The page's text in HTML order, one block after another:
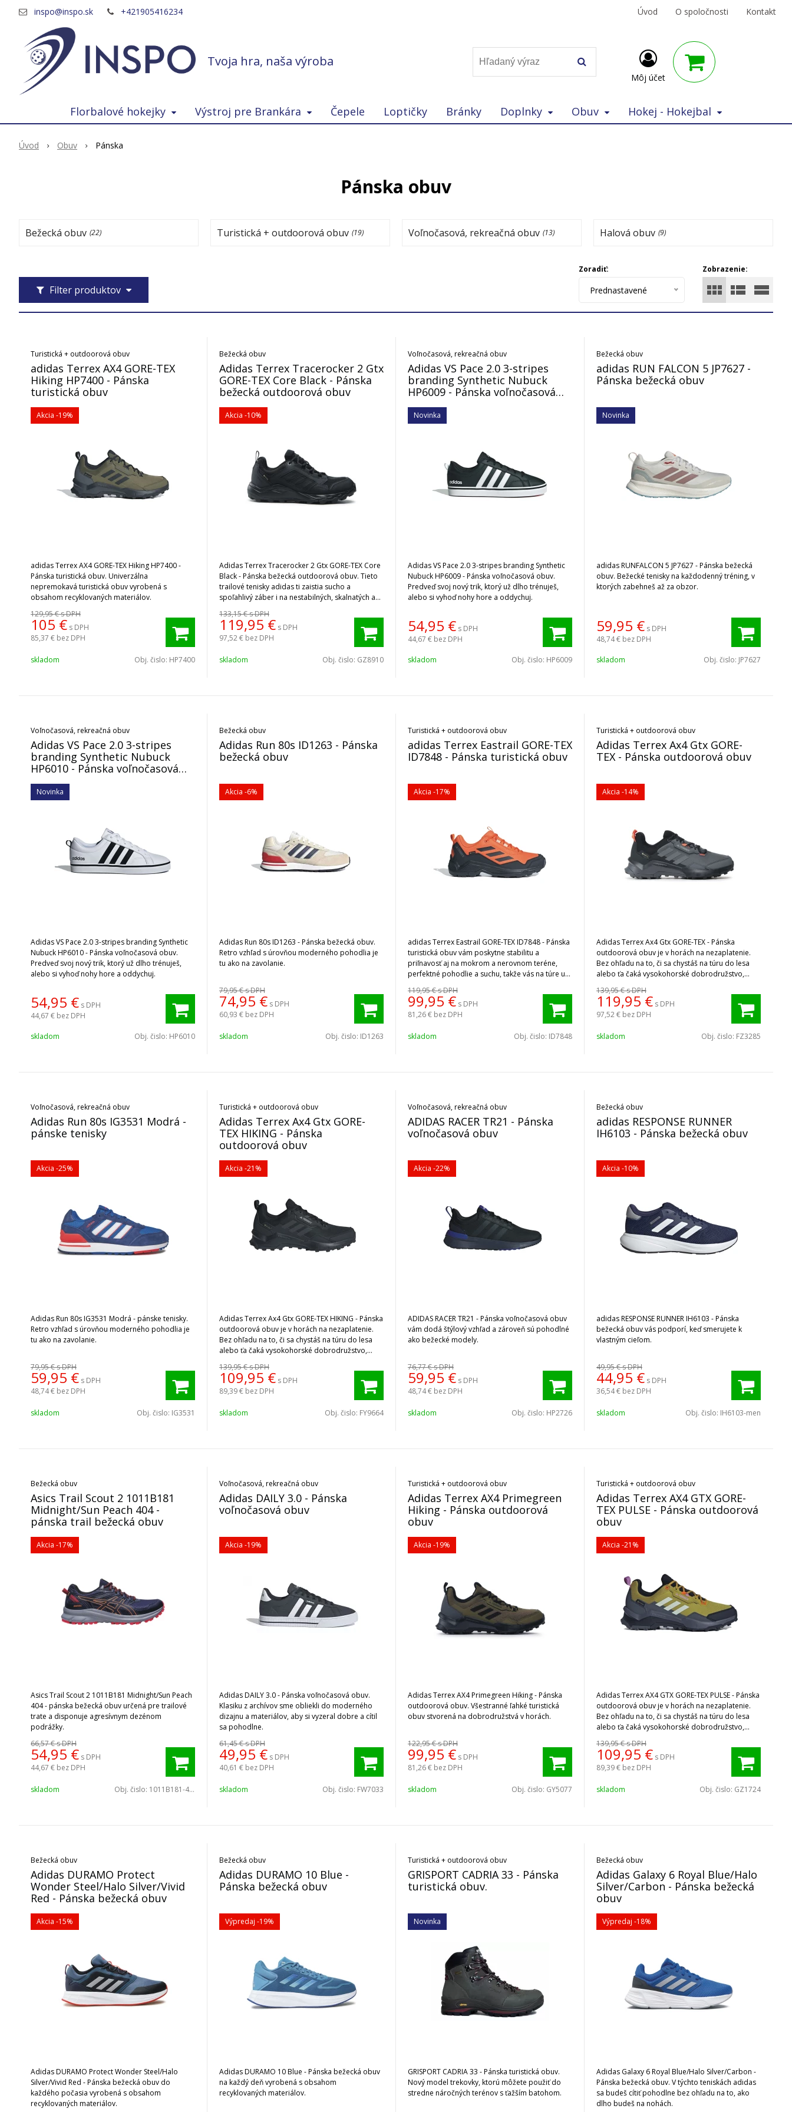
Tvoja hra, naša výroba
inspo@inspo.sk +421905416234 Úvod O spoločnosti Kontakt
Môj účet
Florbalové hokejky Výstroj pre Brankára Čepele Loptičky Bránky Doplnky Obuv Hokej - Hokejbal
Úvod Obuv Pánska
Pánska obuv
Bežecká obuv (22) Turistická + outdoorová obuv (19) Voľnočasová, rekreačná obuv (13) Halová obuv (9)
Filter produktov
Zobrazenie:
Zoradiť:
Prednastavené
Turistická + outdoorová obuv
adidas Terrex AX4 GORE-TEX
Hiking HP7400 - Pánska
turistická obuv
Akcia -19%
adidas Terrex AX4 GORE-TEX Hiking HP7400 -
Pánska turistická obuv. Univerzálna
nepremokavá turistická obuv vyrobená s
obsahom recyklovaných materiálov.
129,95 €s DPH
105 € s DPH
85,37 € bez DPH
skladom Obj. čislo: HP7400
Bežecká obuv
Adidas Terrex Tracerocker 2 Gtx
GORE-TEX Core Black - Pánska
bežecká outdoorová obuv
Akcia -10%
Adidas Terrex Tracerocker 2 Gtx GORE-TEX Core
Black - Pánska bežecká outdoorová obuv. Tieto
trailové tenisky adidas ti zaistia sucho a
spoľahlivý záber i na nestabilných, skalnatých a
133,15 €s DPH
119,95 € s DPH
97,52 € bez DPH
skladom Obj. čislo: GZ8910
Voľnočasová, rekreačná obuv
Adidas VS Pace 2.0 3-stripes
branding Synthetic Nubuck
HP6009 - Pánska voľnočasová
obuv
Novinka
Adidas VS Pace 2.0 3-stripes branding Synthetic
Nubuck HP6009 - Pánska voľnočasová obuv.
Predveď svoj nový trik, ktorý už dlho trénuješ,
alebo si vyhoď nohy hore a oddychuj.
54,95 € s DPH
44,67 € bez DPH
skladom Obj. čislo: HP6009
Bežecká obuv
adidas RUN FALCON 5 JP7627 -
Pánska bežecká obuv
Novinka
adidas RUNFALCON 5 JP7627 - Pánska bežecká
obuv. Bežecké tenisky na každodenný tréning, v
ktorých zabehneš až za obzor.
59,95 € s DPH
48,74 € bez DPH
skladom Obj. čislo: JP7627
Voľnočasová, rekreačná obuv
Adidas VS Pace 2.0 3-stripes
branding Synthetic Nubuck
HP6010 - Pánska voľnočasová
obuv
Novinka
Adidas VS Pace 2.0 3-stripes branding Synthetic
Nubuck HP6010 - Pánska voľnočasová obuv.
Predveď svoj nový trik, ktorý už dlho trénuješ,
alebo si vyhoď nohy hore a oddychuj.
54,95 € s DPH
44,67 € bez DPH
skladom Obj. čislo: HP6010
Bežecká obuv
Adidas Run 80s ID1263 - Pánska
bežecká obuv
Akcia -6%
Adidas Run 80s ID1263 - Pánska bežecká obuv.
Retro vzhľad s úrovňou moderného pohodlia je
tu ako na zavolanie.
79,95 €s DPH
74,95 € s DPH
60,93 € bez DPH
skladom Obj. čislo: ID1263
Turistická + outdoorová obuv
adidas Terrex Eastrail GORE-TEX
ID7848 - Pánska turistická obuv
Akcia -17%
adidas Terrex Eastrail GORE-TEX ID7848 - Pánska
turistická obuv vám poskytne stabilitu a
priľnavosť aj na mokrom a nerovnom teréne,
perfektné pohodlie a suchu, takže vás na túre už
119,95 €s DPH
99,95 € s DPH
81,26 € bez DPH
skladom Obj. čislo: ID7848
Turistická + outdoorová obuv
Adidas Terrex Ax4 Gtx GORE-
TEX - Pánska outdoorová obuv
Akcia -14%
Adidas Terrex Ax4 Gtx GORE-TEX - Pánska
outdoorová obuv je v horách na nezaplatenie.
Bez ohľadu na to, či sa chystáš na túru do lesa
alebo ťa čaká vysokohorské dobrodružstvo,
terénom.
139,95 €s DPH
119,95 € s DPH
97,52 € bez DPH
skladom Obj. čislo: FZ3285
Voľnočasová, rekreačná obuv
Adidas Run 80s IG3531 Modrá -
pánske tenisky
Akcia -25%
Adidas Run 80s IG3531 Modrá - pánske tenisky.
Retro vzhľad s úrovňou moderného pohodlia je
tu ako na zavolanie.
79,95 €s DPH
59,95 € s DPH
48,74 € bez DPH
skladom Obj. čislo: IG3531
Turistická + outdoorová obuv
Adidas Terrex Ax4 Gtx GORE-
TEX HIKING - Pánska
outdoorová obuv
Akcia -21%
Adidas Terrex Ax4 Gtx GORE-TEX HIKING - Pánska
outdoorová obuv je v horách na nezaplatenie.
Bez ohľadu na to, či sa chystáš na túru do lesa
alebo ťa čaká vysokohorské dobrodružstvo,
terénom.
139,95 €s DPH
109,95 € s DPH
89,39 € bez DPH
skladom Obj. čislo: FY9664
Voľnočasová, rekreačná obuv
ADIDAS RACER TR21 - Pánska
voľnočasová obuv
Akcia -22%
ADIDAS RACER TR21 - Pánska voľnočasová obuv
vám dodá štýlový vzhľad a zároveň sú pohodlné
ako bežecké modely.
76,77 €s DPH
59,95 € s DPH
48,74 € bez DPH
skladom Obj. čislo: HP2726
Bežecká obuv
adidas RESPONSE RUNNER
IH6103 - Pánska bežecká obuv
Akcia -10%
adidas RESPONSE RUNNER IH6103 - Pánska
bežecká obuv vás podporí, keď smerujete k
vlastným cieľom.
49,95 €s DPH
44,95 € s DPH
36,54 € bez DPH
skladom Obj. čislo: IH6103-men
Bežecká obuv
Asics Trail Scout 2 1011B181
Midnight/Sun Peach 404 -
pánska trail bežecká obuv
Akcia -17%
Asics Trail Scout 2 1011B181 Midnight/Sun Peach
404 - pánska bežecká obuv určená pre trailové
trate a disponuje agresívnym dezénom
podrážky.
66,57 €s DPH
54,95 € s DPH
44,67 € bez DPH
skladom Obj. čislo: 1011B181-404
Voľnočasová, rekreačná obuv
Adidas DAILY 3.0 - Pánska
voľnočasová obuv
Akcia -19%
Adidas DAILY 3.0 - Pánska voľnočasová obuv.
Klasiku z archívov sme obliekli do moderného
dizajnu a materiálov, aby si vyzeral dobre a cítil
sa pohodlne.
61,45 €s DPH
49,95 € s DPH
40,61 € bez DPH
skladom Obj. čislo: FW7033
Turistická + outdoorová obuv
Adidas Terrex AX4 Primegreen
Hiking - Pánska outdoorová
obuv
Akcia -19%
Adidas Terrex AX4 Primegreen Hiking - Pánska
outdoorová obuv. Všestranné ľahké turistická
obuv stvorená na dobrodružstvá v horách.
122,95 €s DPH
99,95 € s DPH
81,26 € bez DPH
skladom Obj. čislo: GY5077
Turistická + outdoorová obuv
Adidas Terrex AX4 GTX GORE-
TEX PULSE - Pánska outdoorová
obuv
Akcia -21%
Adidas Terrex AX4 GTX GORE-TEX PULSE - Pánska
outdoorová obuv je v horách na nezaplatenie.
Bez ohľadu na to, či sa chystáš na túru do lesa
alebo ťa čaká vysokohorské dobrodružstvo,
terénom.
139,95 €s DPH
109,95 € s DPH
89,39 € bez DPH
skladom Obj. čislo: GZ1724
Bežecká obuv
Adidas DURAMO Protect
Wonder Steel/Halo Silver/Vivid
Red - Pánska bežecká obuv
Akcia -15%
Adidas DURAMO Protect Wonder Steel/Halo
Silver/Vivid Red - Pánska bežecká obuv do
každého počasia vyrobená s obsahom
recyklovaných materiálov.
Bežecká obuv
Adidas DURAMO 10 Blue -
Pánska bežecká obuv
Výpredaj -19%
Adidas DURAMO 10 Blue - Pánska bežecká obuv
na každý deň vyrobená s obsahom
recyklovaných materiálov.
Turistická + outdoorová obuv
GRISPORT CADRIA 33 - Pánska
turistická obuv.
Novinka
GRISPORT CADRIA 33 - Pánska turistická obuv.
Nový model trekovky, ktorú môžete použiť do
stredne náročných terénov s ťažším batohom.
Bežecká obuv
Adidas Galaxy 6 Royal Blue/Halo
Silver/Carbon - Pánska bežecká
obuv
Výpredaj -18%
Adidas Galaxy 6 Royal Blue/Halo Silver/Carbon -
Pánska bežecká obuv. V týchto teniskách adidas
sa budeš cítiť pohodlne bez ohľadu na to, ako
dlho budeš na nohách.